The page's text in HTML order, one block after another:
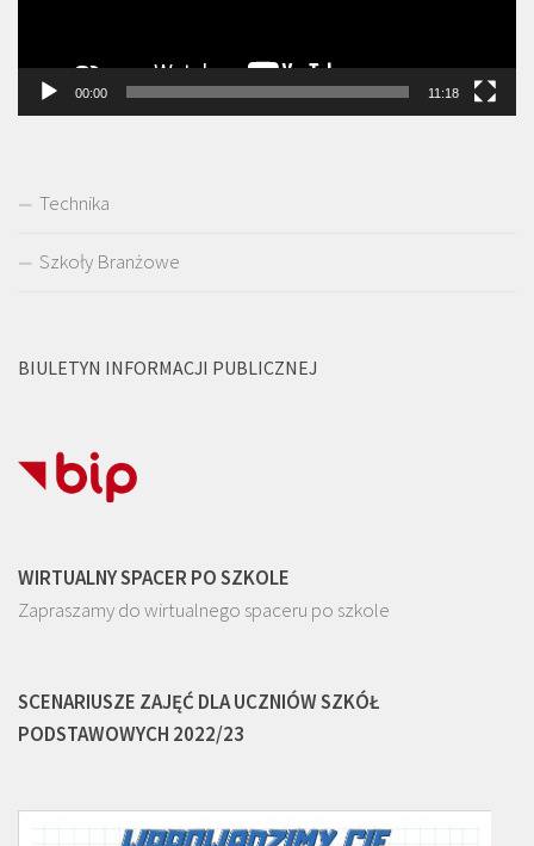
00:00 11:18
Technika
Szkoły Branżowe
BIULETYN INFORMACJI PUBLICZNEJ
WIRTUALNY SPACER PO SZKOLE
Zapraszamy do wirtualnego spaceru po szkole
SCENARIUSZE ZAJĘĆ DLA UCZNIÓW SZKÓŁ
PODSTAWOWYCH 2022/23